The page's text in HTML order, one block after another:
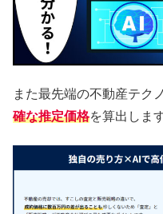
また最先端の不動産テク
確な推定価格を算出しま